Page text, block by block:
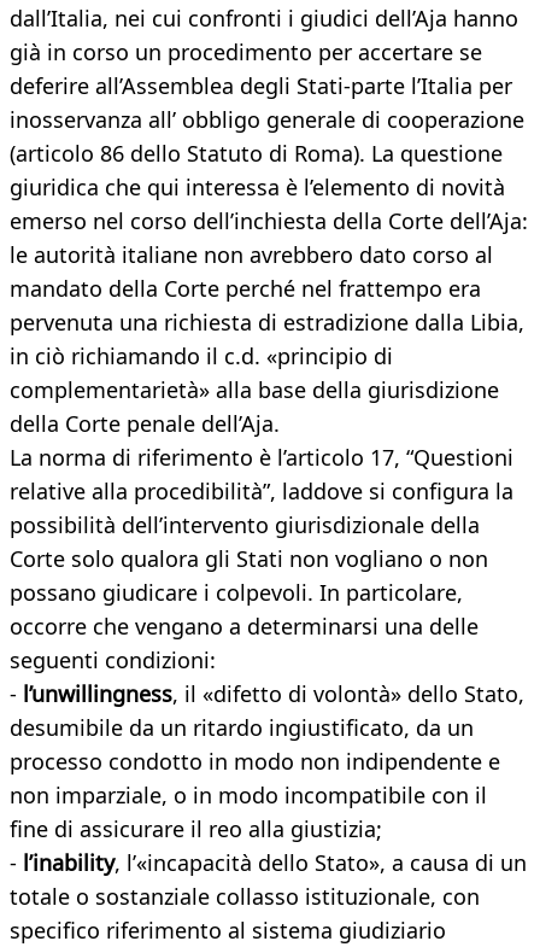
dall’Italia, nei cui confronti i giudici dell’Aja hanno
già in corso un procedimento per accertare se
deferire all’Assemblea degli Stati-parte l’Italia per
inosservanza all’ obbligo generale di cooperazione
(articolo 86 dello Statuto di Roma). La questione
giuridica che qui interessa è l’elemento di novità
emerso nel corso dell’inchiesta della Corte dell’Aja:
le autorità italiane non avrebbero dato corso al
mandato della Corte perché nel frattempo era
pervenuta una richiesta di estradizione dalla Libia,
in ciò richiamando il c.d. «principio di
complementarietà» alla base della giurisdizione
della Corte penale dell’Aja.
La norma di riferimento è l’articolo 17, “Questioni
relative alla procedibilità”, laddove si configura la
possibilità dell’intervento giurisdizionale della
Corte solo qualora gli Stati non vogliano o non
possano giudicare i colpevoli. In particolare,
occorre che vengano a determinarsi una delle
seguenti condizioni:
- l’unwillingness, il «difetto di volontà» dello Stato,
desumibile da un ritardo ingiustificato, da un
processo condotto in modo non indipendente e
non imparziale, o in modo incompatibile con il
fine di assicurare il reo alla giustizia;
- l’inability, l’«incapacità dello Stato», a causa di un
totale o sostanziale collasso istituzionale, con
specifico riferimento al sistema giudiziario